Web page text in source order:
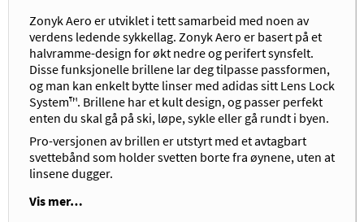
Zonyk Aero er utviklet i tett samarbeid med noen av
verdens ledende sykkellag. Zonyk Aero er basert på et
halvramme-design for økt nedre og perifert synsfelt.
Disse funksjonelle brillene lar deg tilpasse passformen,
og man kan enkelt bytte linser med adidas sitt Lens Lock
System™. Brillene har et kult design, og passer perfekt
enten du skal gå på ski, løpe, sykle eller gå rundt i byen.
Pro-versjonen av brillen er utstyrt med et avtagbart
svettebånd som holder svetten borte fra øynene, uten at
linsene dugger.
Vis mer…